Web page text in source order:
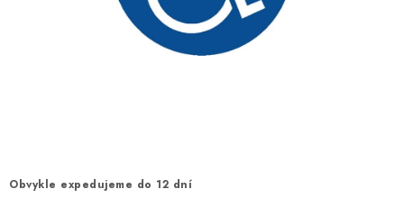
Obvykle expedujeme do 12 dní